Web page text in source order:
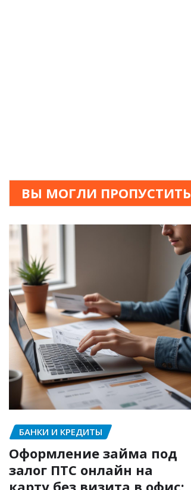
ВЫ МОГЛИ ПРОПУСТИТЬ
БАНКИ И КРЕДИТЫ
Оформление займа под
залог ПТС онлайн на